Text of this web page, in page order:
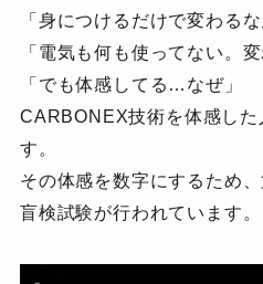
「身につけるだけで変わるな
「電気も何も使ってない。
「でも体感してる…なぜ」
CARBONEX技術を体感した
す。
その体感を数字にするため
盲検試験が行われています。